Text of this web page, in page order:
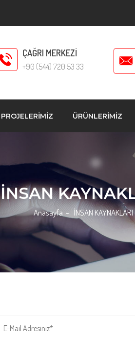
ÇAĞRI MERKEZİ
+90 (544) 720 53 33
PROJELERİMİZ ÜRÜNLERİMİZ
İNSAN
Anasayfa - İNSAN KAYNAKLARI